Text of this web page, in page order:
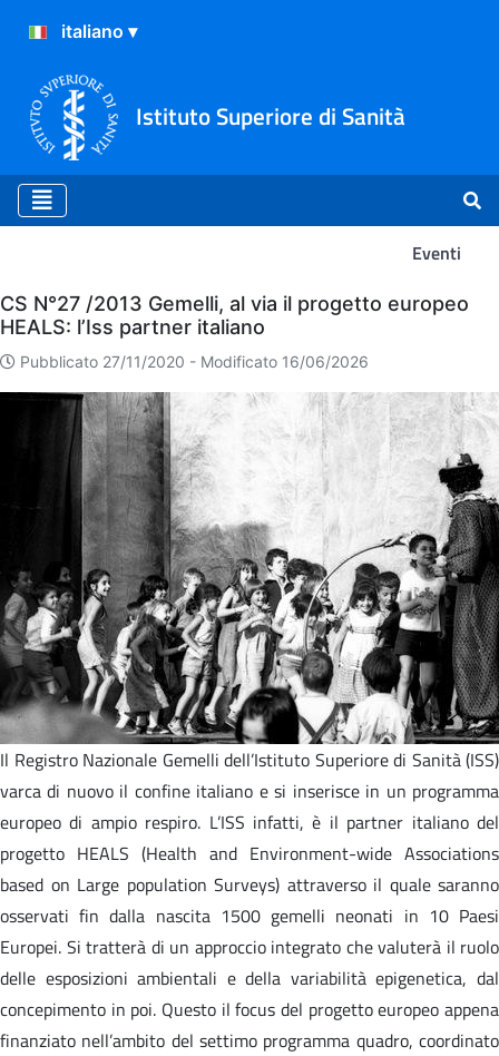
Istituto Superiore di Sanità
Eventi
Eventi
CS N°27 /2013 Gemelli, al via il progetto europeo
HEALS: l’Iss partner italiano
Pubblicato 27/11/2020 - Modificato 16/06/2026
Il Registro Nazionale Gemelli dell’Istituto Superiore di Sanità (ISS)
varca di nuovo il confine italiano e si inserisce in un programma
europeo di ampio respiro. L’ISS infatti, è il partner italiano del
progetto HEALS (Health and Environment-wide Associations
based on Large population Surveys) attraverso il quale saranno
osservati fin dalla nascita 1500 gemelli neonati in 10 Paesi
Europei. Si tratterà di un approccio integrato che valuterà il ruolo
delle esposizioni ambientali e della variabilità epigenetica, dal
concepimento in poi. Questo il focus del progetto europeo appena
finanziato nell’ambito del settimo programma quadro, coordinato